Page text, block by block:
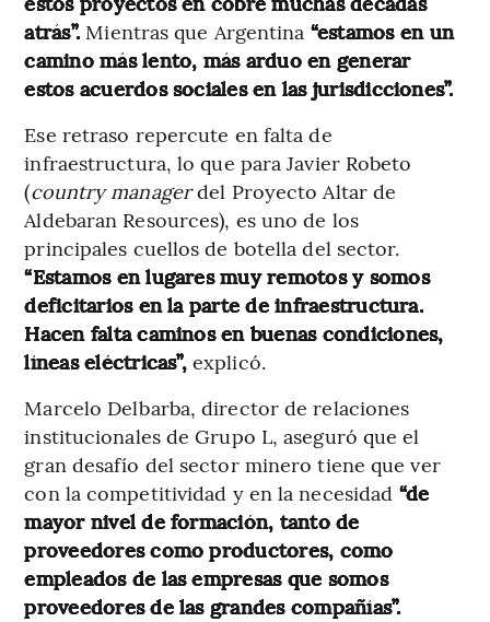
atrás”.Mientras que Argentina “estamos en un
camino más lento, más arduo en generar
estos acuerdos sociales en las jurisdicciones”.
Ese retraso repercute en falta de
infraestructura, lo que para Javier Robeto
(country managerdel Proyecto Altar de
Aldebaran Resources), es uno de los
principales cuellos de botella del sector.
“Estamos en lugares muy remotos y somos
deficitarios en la parte de infraestructura.
Hacen falta caminos en buenas condiciones,
líneas eléctricas”,explicó.
Marcelo Delbarba, director de relaciones
institucionales de Grupo L, aseguró que el
gran desafío del sector minero tiene que ver
con la competitividad y en la necesidad “de
mayor nivel de formación, tanto de
proveedores como productores, como
empleados de las empresas que somos
proveedores de las grandes compañías”.